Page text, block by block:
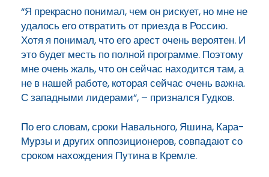
“Я прекрасно понимал, чем он рискует, но мне не
удалось его отвратить от приезда в Россию.
Хотя я понимал, что его арест очень вероятен. И
это будет месть по полной программе. Поэтому
мне очень жаль, что он сейчас находится там, а
не в нашей работе, которая сейчас очень важна.
С западными лидерами”, – признался Гудков.
По его словам, сроки Навального, Яшина, Кара-
Мурзы и других оппозиционеров, совпадают со
сроком нахождения Путина в Кремле.